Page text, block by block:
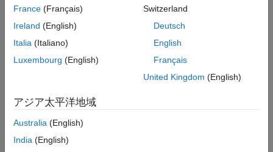
後、入力の mxGPUArray オブジェクトは不要になるため、
バージョン履歴
参考
mxGPUCreateMxArrayOnGPU
France (Français)
Ireland (English)
Italia (Italiano)
Luxembourg (English)
Switzerland
Deutsch
English
Français
United Kingdom (English)
アジア太平洋地域
Australia (English)
India (English)